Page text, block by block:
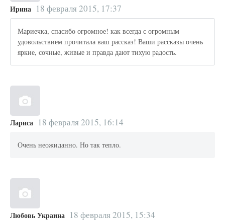
Ирина 18 февраля 2015, 17:37
Мариечка, спасибо огромное! как всегда с огромным
удовольствием прочитала ваш рассказ! Ваши рассказы очень
яркие, сочные, живые и правда дают тихую радость.
Лариса 18 февраля 2015, 16:14
Очень неожиданно. Но так тепло.
Любовь Украина 18 февраля 2015, 15:34